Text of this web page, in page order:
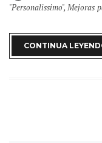
"Personalissimo",Mejoras
CONTINUA